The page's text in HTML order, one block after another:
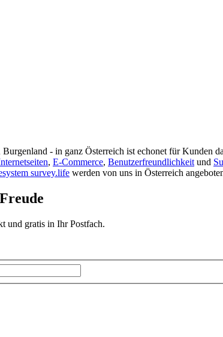
- in ganz Österreich ist echonet für Kunden
, E-Commerce, Benutzerfreundlichkeit und
survey.life werden von uns in Österreich
und gratis in Ihr Postfach.